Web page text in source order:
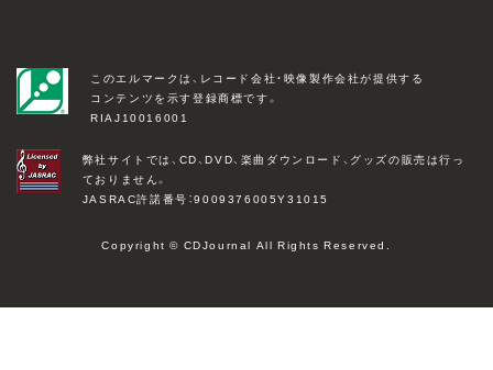
このエルマークは、レコード会社・映像製作会社が提供する
コンテンツを示す登録商標です。
RIAJ10016001
弊社サイトでは、CD、DVD、楽曲ダウンロード、グッズの販売は行っ
ておりません。
JASRAC許諾番号：9009376005Y31015
Copyright © CDJournal All Rights Reserved.